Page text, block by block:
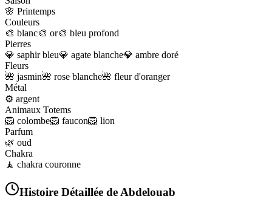
🌸 Printemps
Couleurs
🎨 blanc🎨 or🎨 bleu profond
Pierres
💎 saphir bleu💎 agate blanche💎 ambre doré
Fleurs
🌺 jasmin🌺 rose blanche🌺 fleur d'oranger
Métal
⚙️ argent
Animaux Totems
🦁 colombe🦁 faucon🦁 lion
Parfum
🌿 oud
Chakra
🧘 chakra couronne
Histoire Détaillée de Abdelouab